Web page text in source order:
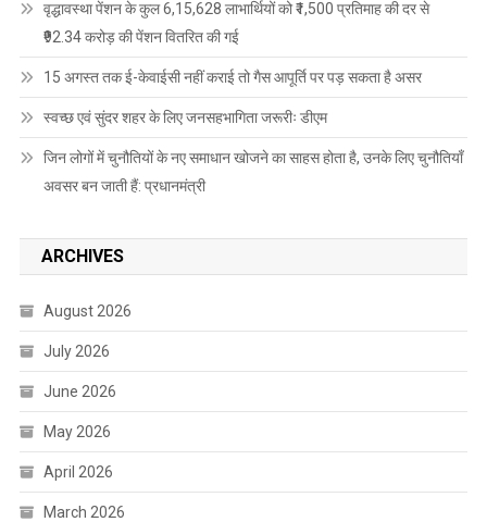
वृद्धावस्था पेंशन के कुल 6,15,628 लाभार्थियों को ₹1,500 प्रतिमाह की दर से
₹92.34 करोड़ की पेंशन वितरित की गई
15 अगस्त तक ई-केवाईसी नहीं कराई तो गैस आपूर्ति पर पड़ सकता है असर
स्वच्छ एवं सुंदर शहर के लिए जनसहभागिता जरूरीः डीएम
जिन लोगों में चुनौतियों के नए समाधान खोजने का साहस होता है, उनके लिए चुनौतियाँ
अवसर बन जाती हैं: प्रधानमंत्री
ARCHIVES
August 2026
July 2026
June 2026
May 2026
April 2026
March 2026